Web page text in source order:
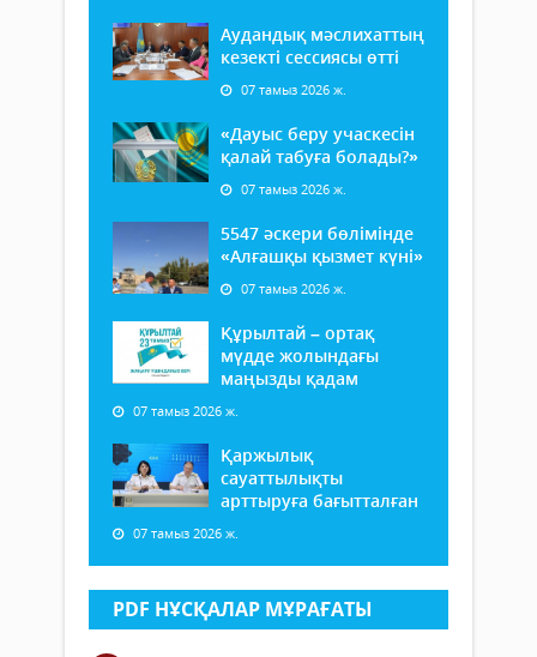
Аудандық мәслихаттың
кезекті сессиясы өтті
07 тамыз 2026 ж.
«Дауыс беру учаскесін
қалай табуға болады?»
07 тамыз 2026 ж.
5547 әскери бөлімінде
«Алғашқы қызмет күні»
07 тамыз 2026 ж.
Құрылтай – ортақ
мүдде жолындағы
маңызды қадам
07 тамыз 2026 ж.
Қаржылық
сауаттылықты
арттыруға бағытталған
07 тамыз 2026 ж.
PDF НҰСҚАЛАР МҰРАҒАТЫ